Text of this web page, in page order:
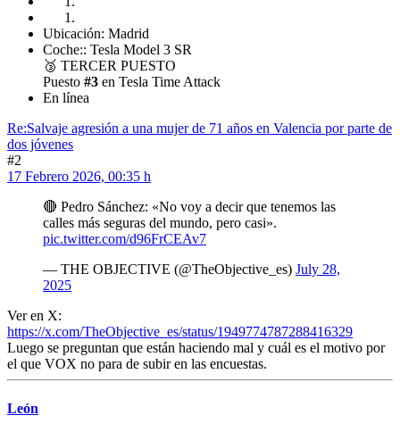
Ubicación: Madrid
Coche:: Tesla Model 3 SR
🥉 TERCER PUESTO
Puesto #3 en Tesla Time Attack
En línea
Re:Salvaje agresión a una mujer de 71 años en Valencia por parte de
dos jóvenes
#2
17 Febrero 2026, 00:35 h
🔴 Pedro Sánchez: «No voy a decir que tenemos las
calles más seguras del mundo, pero casi».
pic.twitter.com/d96FrCEAv7
— THE OBJECTIVE (@TheObjective_es) July 28,
2025
Ver en X:
https://x.com/TheObjective_es/status/1949774787288416329
Luego se preguntan que están haciendo mal y cuál es el motivo por
el que VOX no para de subir en las encuestas.
León